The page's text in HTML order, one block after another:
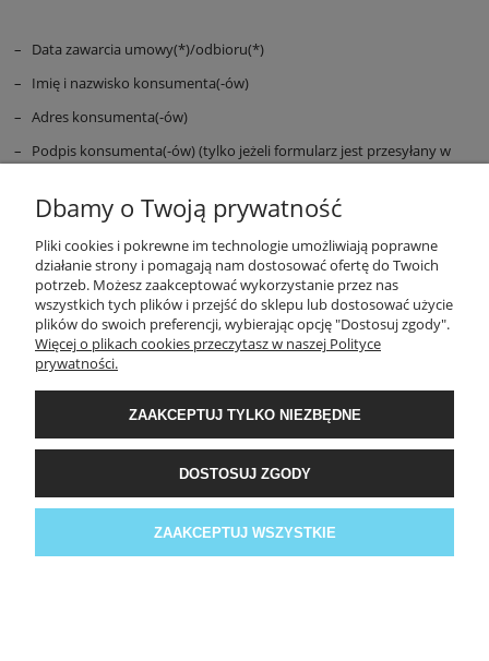
– Data zawarcia umowy(*)/odbioru(*)
– Imię i nazwisko konsumenta(-ów)
– Adres konsumenta(-ów)
– Podpis konsumenta(-ów) (tylko jeżeli formularz jest przesyłany w
wersji papierowej)
– Data
(*) Niepotrzebne skreślić.
PODMIOTEM ŚWIADCZĄCYM OBSŁUGĘ PŁATNOŚCI ONLINE JEST
BLUE MEDIA S.A.
Dbamy o Twoją prywatność
Pliki cookies i pokrewne im technologie umożliwiają poprawne
działanie strony i pomagają nam dostosować ofertę do Twoich
potrzeb. Możesz zaakceptować wykorzystanie przez nas
wszystkich tych plików i przejść do sklepu lub dostosować użycie
plików do swoich preferencji, wybierając opcję "Dostosuj zgody".
Więcej o plikach cookies przeczytasz w naszej Polityce
prywatności.
ZAAKCEPTUJ TYLKO NIEZBĘDNE
DOSTOSUJ ZGODY
ZAAKCEPTUJ WSZYSTKIE